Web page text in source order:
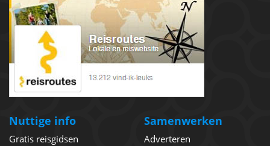
Nuttige info
Gratis reisgidsen
Samenwerken
Adverteren